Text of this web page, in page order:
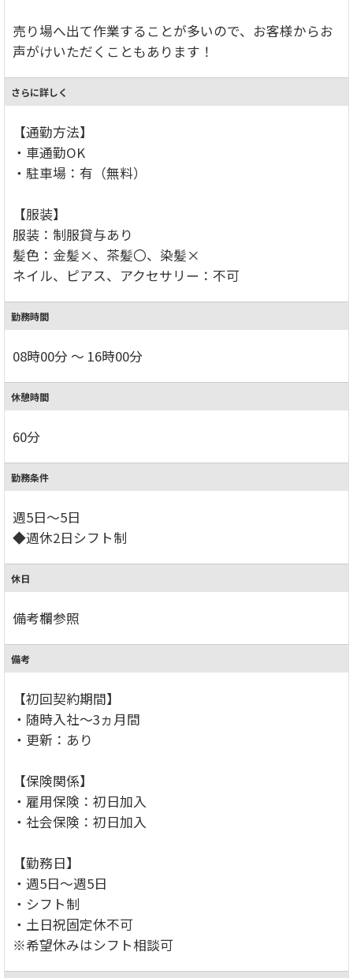
売り場へ出て作業することが多いので、お客様からお
声がけいただくこともあります！
さらに詳しく
【通勤方法】
・車通勤OK
・駐車場：有（無料）
【服装】
服装：制服貸与あり
髪色：金髪×、茶髪〇、染髪×
ネイル、ピアス、アクセサリー：不可
勤務時間
08時00分 ～ 16時00分
休憩時間
60分
勤務条件
週5日～5日
◆週休2日シフト制
休日
備考欄参照
備考
【初回契約期間】
・随時入社～3ヵ月間
・更新：あり
【保険関係】
・雇用保険：初日加入
・社会保険：初日加入
【勤務日】
・週5日～週5日
・シフト制
・土日祝固定休不可
※希望休みはシフト相談可